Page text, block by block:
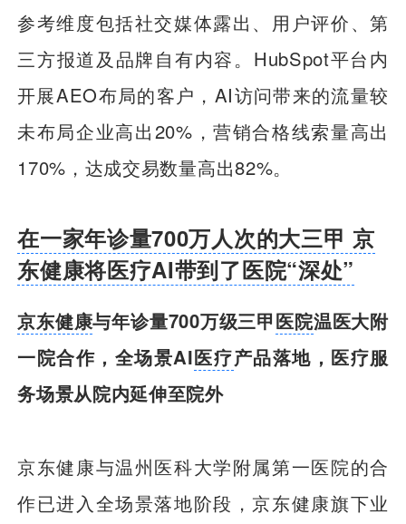
参考维度包括社交媒体露出、用户评价、第
三方报道及品牌自有内容。HubSpot平台内
开展AEO布局的客户，AI访问带来的流量较
未布局企业高出20%，营销合格线索量高出
170%，达成交易数量高出82%。
在一家年诊量700万人次的大三甲 京
东健康将医疗AI带到了医院“深处”
京东健康与年诊量700万级三甲医院温医大附
一院合作，全场景AI医疗产品落地，医疗服
务场景从院内延伸至院外
京东健康与温州医科大学附属第一医院的合
作已进入全场景落地阶段，京东健康旗下业